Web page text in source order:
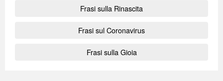
Frasi sulla Rinascita
Frasi sul Coronavirus
Frasi sulla Gioia